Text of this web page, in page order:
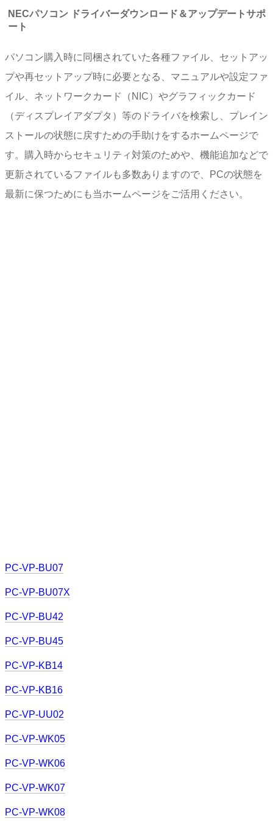
NECパソコン ドライバーダウンロード＆アップデートサポ
ート
パソコン購入時に同梱されていた各種ファイル、セットアッ
プや再セットアップ時に必要となる、マニュアルや設定ファ
イル、ネットワークカード（NIC）やグラフィックカード
（ディスプレイアダプタ）等のドライバを検索し、プレイン
ストールの状態に戻すための手助けをするホームページで
す。購入時からセキュリティ対策のためや、機能追加などで
更新されているファイルも多数ありますので、PCの状態を
最新に保つためにも当ホームページをご活用ください。
PC-VP-BU07
PC-VP-BU07X
PC-VP-BU42
PC-VP-BU45
PC-VP-KB14
PC-VP-KB16
PC-VP-UU02
PC-VP-WK05
PC-VP-WK06
PC-VP-WK07
PC-VP-WK08